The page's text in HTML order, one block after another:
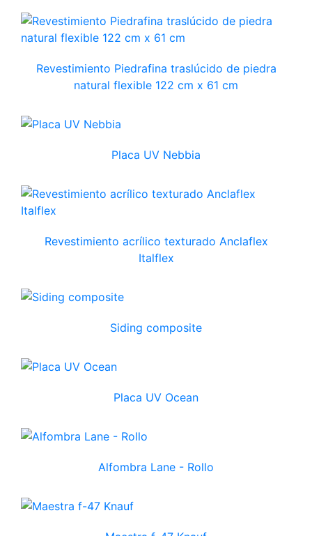
Revestimiento Piedrafina traslúcido de piedra
natural flexible 122 cm x 61 cm
Placa UV Nebbia
Revestimiento acrílico texturado Anclaflex
Italflex
Siding composite
Placa UV Ocean
Alfombra Lane - Rollo